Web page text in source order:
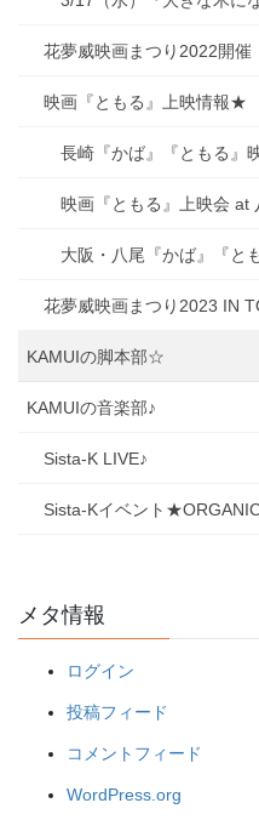
花夢威映画まつり2022開催
映画『ともる』上映情報★
長崎『かば』『ともる』
映画『ともる』上映会 at
大阪・八尾『かば』『と
花夢威映画まつり2023 IN
KAMUIの脚本部☆
KAMUIの音楽部♪
Sista-K LIVE♪
Sista-Kイベント
メタ情報
ログイン
投稿フィード
コメントフィード
WordPress.org